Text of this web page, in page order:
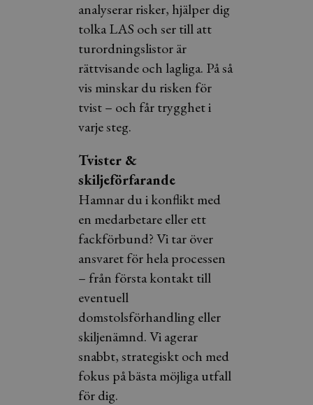
analyserar risker, hjälper dig
tolka LAS och ser till att
turordningslistor är
rättvisande och lagliga. På så
vis minskar du risken för
tvist – och får trygghet i
varje steg.
Tvister &
skiljeförfarande
Hamnar du i konflikt med
en medarbetare eller ett
fackförbund? Vi tar över
ansvaret för hela processen
– från första kontakt till
eventuell
domstolsförhandling eller
skiljenämnd. Vi agerar
snabbt, strategiskt och med
fokus på bästa möjliga utfall
för dig.